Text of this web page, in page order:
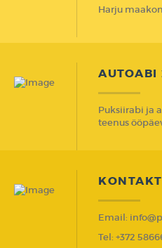
Harju
AUTOABI
Puksiirabi ja
teenus
KONTAKT
Email:
Tel: +372